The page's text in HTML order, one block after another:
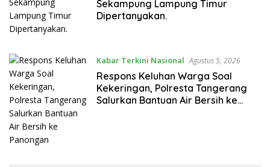
Sekampung Lampung Timur
Dipertanyakan.
Kabar Terkini Nasional Agustus 5, 2026
Respons Keluhan Warga Soal
Kekeringan, Polresta Tangerang
Salurkan Bantuan Air Bersih ke